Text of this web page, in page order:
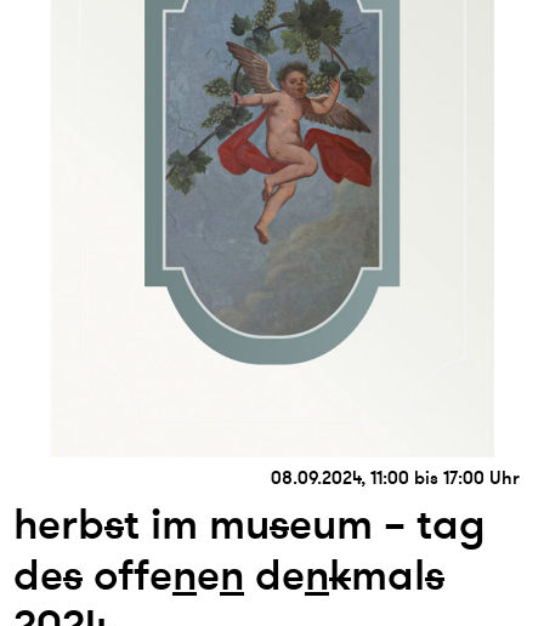
08.09.2024, 11:00 bis 17:00 Uhr
herbst im museum – tag
desoffenen denkmals